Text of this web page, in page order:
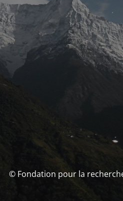
© Fondation pour la